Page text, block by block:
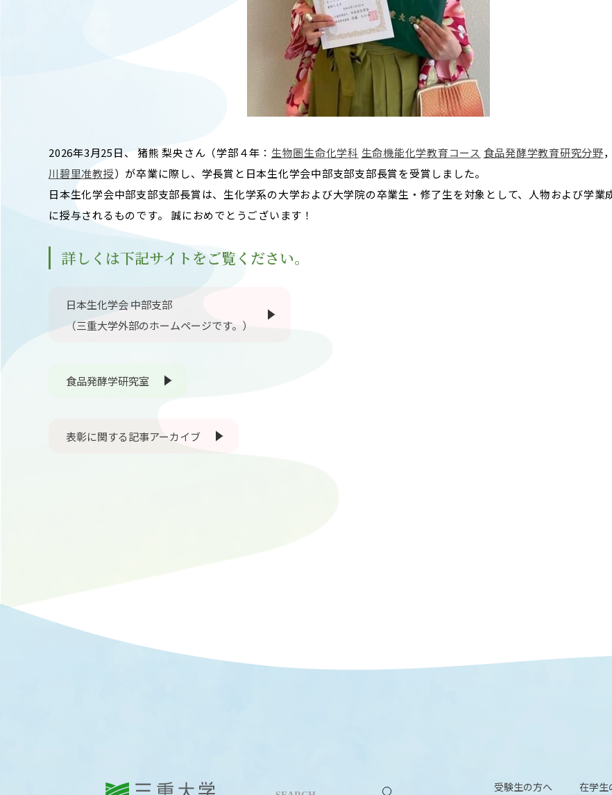
附属教育研究施設 パンフレット
EVENTS
イベントカレンダー
BULLETIN
生物資源学研究科紀要
2026年3月25日、 猪熊 梨央さん（学部４年： 生物圏生命化学科 生命機能化学教育コース 食品発酵学教育研究分野
川碧里准教授）が卒業に際し、学長賞と日本生化学会中部支部支部長賞を受賞しました。
日本生化学会中部支部支部長賞は、生化学系の大学および大学院の卒業生・修了生を対象として、人物および学業
に授与されるものです。 誠におめでとうございます！
詳しくは下記サイトをご覧ください。
日本生化学会 中部支部
（三重大学外部のホームページです。）
食品発酵学研究室
表彰に関する記事アーカイブ
受験生の方へ 在学生